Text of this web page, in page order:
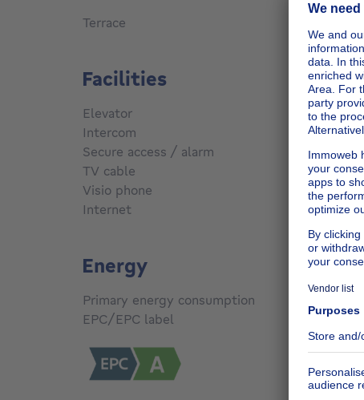
Terrace
Facilities
Elevator
Yes
Intercom
No
Secure access / alarm
No
TV cable
Yes
Visio phone
Yes
Internet
Yes
Energy
Primary energy consumption
EPC/EPC label
A